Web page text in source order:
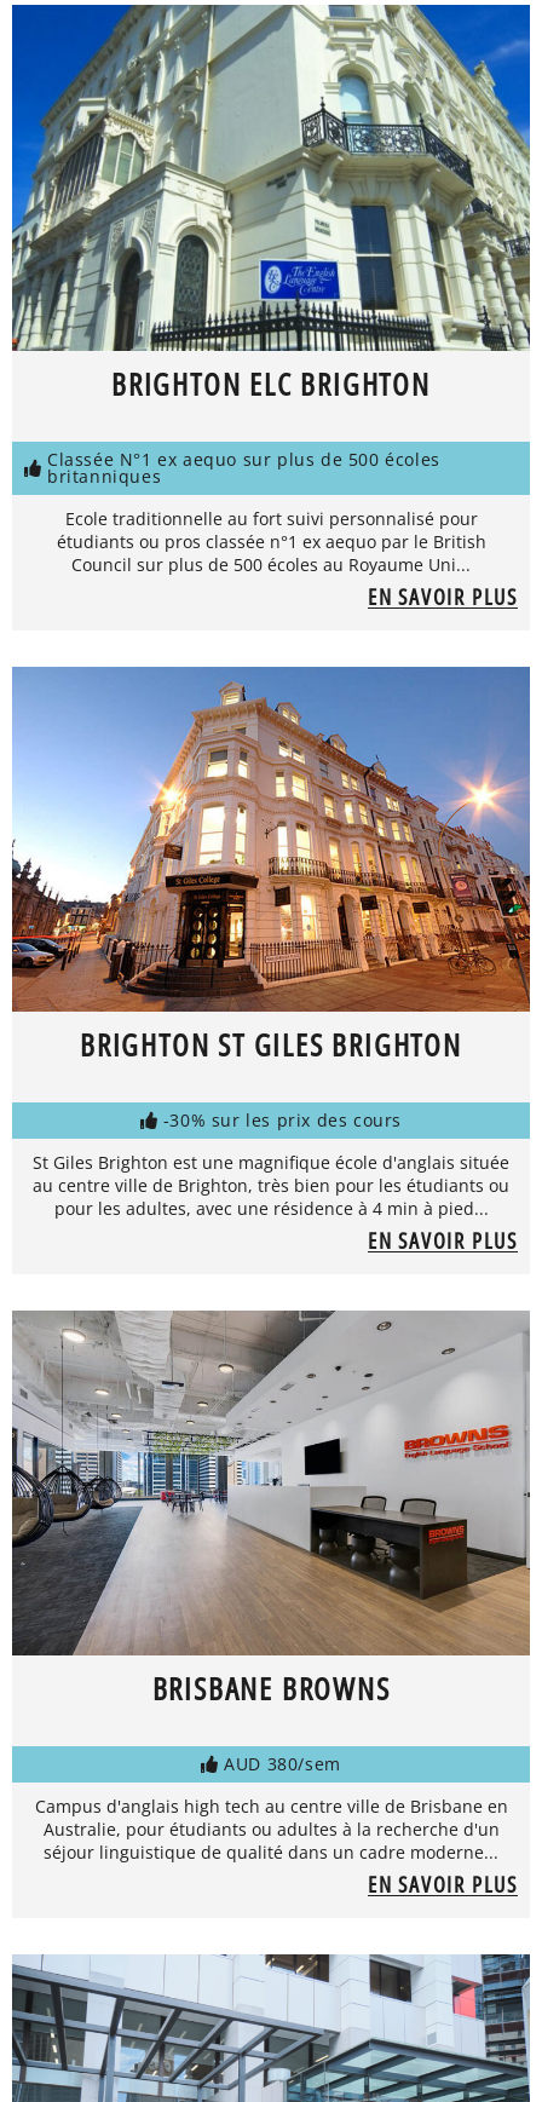
BRIGHTON ELC BRIGHTON
Classée N°1 ex aequo sur plus de 500 écoles
britanniques
Ecole traditionnelle au fort suivi personnalisé pour
étudiants ou pros classée n°1 ex aequo par le British
Council sur plus de 500 écoles au Royaume Uni...
EN SAVOIR PLUS
BRIGHTON ST GILES BRIGHTON
-30% sur les prix des cours
St Giles Brighton est une magnifique école d'anglais située
au centre ville de Brighton, très bien pour les étudiants ou
pour les adultes, avec une résidence à 4 min à pied...
EN SAVOIR PLUS
BRISBANE BROWNS
AUD 380/sem
Campus d'anglais high tech au centre ville de Brisbane en
Australie, pour étudiants ou adultes à la recherche d'un
séjour linguistique de qualité dans un cadre moderne...
EN SAVOIR PLUS